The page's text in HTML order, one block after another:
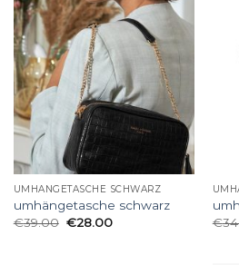
UMHÄNGETASCHE SCHWARZ
umhängetasche schwarz
€39.00 €28.00
€